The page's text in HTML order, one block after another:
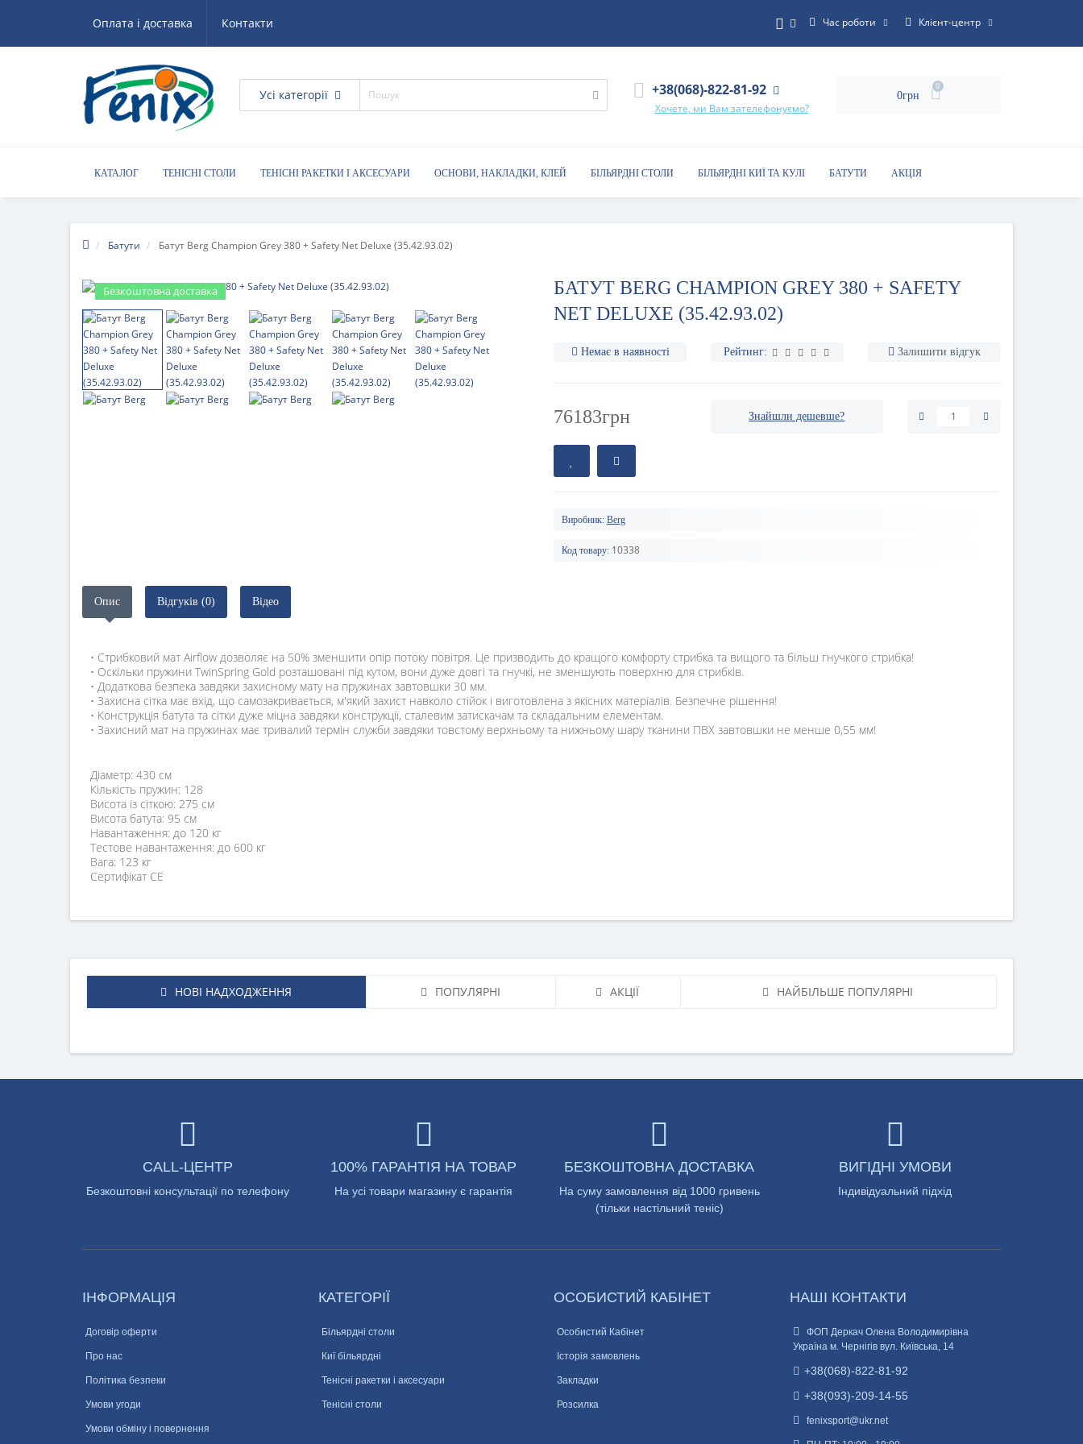
Оплата і доставка Контакти Час роботи Клієнт-центр
Усі категорії +38(068)-822-81-92
Хочете, ми Вам зателефонуємо?
0грн
0
КАТАЛОГ ТЕНІСНІ СТОЛИ ТЕНІСНІ РАКЕТКИ І АКСЕСУАРИ ОСНОВИ, НАКЛАДКИ, КЛЕЙ БІЛЬЯРДНІ СТОЛИ БІЛЬЯРДНІ КИЇ ТА КУЛІ БАТУТИ АКЦІЯ
КОРИСНІ ПОРАДИ
Батути Батут Berg Champion Grey 380 + Safety Net Deluxe (35.42.93.02)
Безкоштовна доставка
БАТУТ BERG CHAMPION GREY 380 + SAFETY
NET DELUXE (35.42.93.02)
Немає в наявності Рейтинг: Залишити відгук
76183грн Знайшли дешевше?
Виробник: Berg
Код товару: 10338
Опис Відгуків (0) Відео
• Стрибковий мат Airflow дозволяє на 50% зменшити опір потоку повітря. Це призводить до кращого комфорту стрибка та вищого та більш гнучкого стрибка!
• Оскільки пружини TwinSpring Gold розташовані під кутом, вони дуже довгі та гнучкі, не зменшують поверхню для стрибків.
• Додаткова безпека завдяки захисному мату на пружинах завтовшки 30 мм.
• Захисна сітка має вхід, що самозакривається, м'який захист навколо стійок і виготовлена ​​з якісних матеріалів. Безпечне рішення!
• Конструкція батута та сітки дуже міцна завдяки конструкції, сталевим затискачам та складальним елементам.
• Захисний мат на пружинах має тривалий термін служби завдяки товстому верхньому та нижньому шару тканини ПВХ завтовшки не менше 0,55 мм!
Діаметр: 430 см
Кількість пружин: 128
Висота із сіткою: 275 см
Висота батута: 95 см
Навантаження: до 120 кг
Тестове навантаження: до 600 кг
Вага: 123 кг
Сертифікат CE
НОВІ НАДХОДЖЕННЯ ПОПУЛЯРНІ АКЦІЇ НАЙБІЛЬШЕ ПОПУЛЯРНІ
CALL-ЦЕНТР
Безкоштовні консультації по телефону
100% ГАРАНТІЯ НА ТОВАР
На усі товари магазину є гарантія
БЕЗКОШТОВНА ДОСТАВКА
На суму замовлення від 1000 гривень
(тільки настільний теніс)
ВИГІДНІ УМОВИ
Індивідуальний підхід
ІНФОРМАЦІЯ
Договір оферти
Про нас
Політика безпеки
Умови угоди
Умови обміну і повернення
КАТЕГОРІЇ
Більярдні столи
Киї більярдні
Тенісні ракетки і аксесуари
Тенісні столи
ОСОБИСТИЙ КАБІНЕТ
Особистий Кабінет
Історія замовлень
Закладки
Розсилка
НАШІ КОНТАКТИ
ФОП Деркач Олена Володимирівна
Україна м. Чернігів вул. Київська, 14
+38(068)-822-81-92
+38(093)-209-14-55
fenixsport@ukr.net